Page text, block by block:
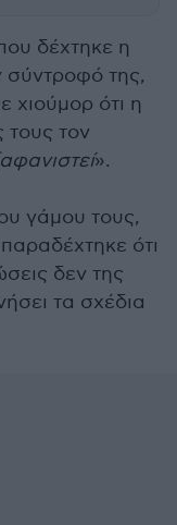
δέχτηκε η
σύντροφό της,
χιούμορ ότι η
τον
».
γάμου τους,
ότι
δεν της
τα σχέδια